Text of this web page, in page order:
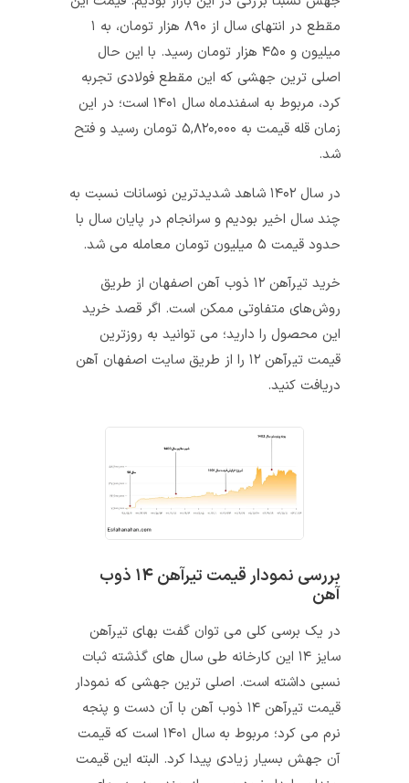
مقطع در انتهای سال از ۸۹۰ هزار تومان، به ۱
میلیون و ۴۵۰ هزار تومان رسید. با این حال
اصلی‌ ترین جهشی که این مقطع فولادی تجربه
کرد، مربوط به اسفندماه سال ۱۴۰۱ است؛ در این
زمان قله قیمت به ۵,۸۲۰,۰۰۰ تومان رسید و فتح
در سال ۱۴۰۲ شاهد شدیدترین نوسانات نسبت به
چند سال اخیر بودیم و سرانجام در پایان سال با
حدود قیمت ۵ میلیون تومان معامله می شد.
خرید تیرآهن ۱۲ ذوب آهن اصفهان از طریق
روش‌های متفاوتی ممکن است. اگر قصد خرید
این محصول را دارید؛ می‌ توانید به روزترین
قیمت تیرآهن ۱۲ را از طریق سایت اصفهان آهن
دریافت کنید.
بررسی نمودار قیمت تیرآهن ۱۴ ذوب
در یک برسی کلی می‌ توان گفت بهای تیرآهن
سایز ۱۴ این کارخانه طی سال‌ های گذشته ثبات
نسبی داشته است. اصلی‌ ترین جهشی که نمودار
قیمت تیرآهن ۱۴ ذوب آهن با آن دست و پنجه
نرم می‌ کرد؛ مربوط به سال ۱۴۰۱ است که قیمت
آن جهش بسیار زیادی پیدا کرد. البته این قیمت